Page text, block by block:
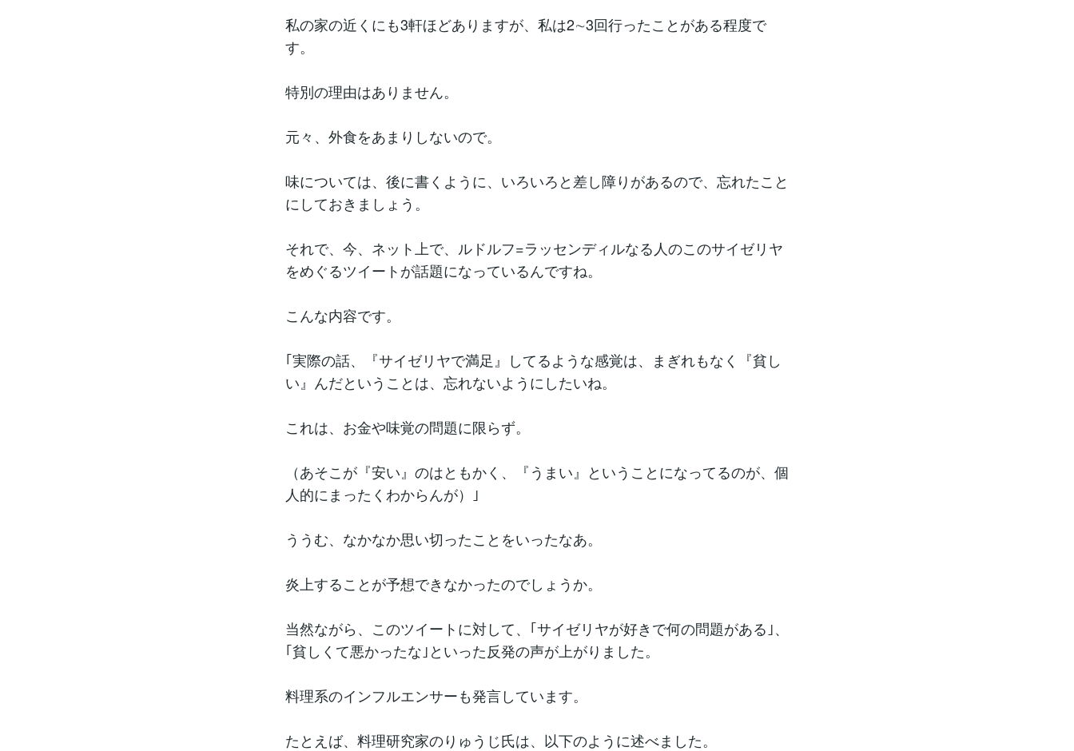
私の家の近くにも3軒ほどありますが、私は2∼3回行ったことがある程度で
す。
特別の理由はありません。
元々、外食をあまりしないので。
味については、後に書くように、いろいろと差し障りがあるので、忘れたこと
にしておきましょう。
それで、今、ネット上で、ルドルフ=ラッセンディルなる人のこのサイゼリヤ
をめぐるツイートが話題になっているんですね。
こんな内容です。
｢実際の話、『サイゼリヤで満足』してるような感覚は、まぎれもなく『貧し
い』んだということは、忘れないようにしたいね。
これは、お金や味覚の問題に限らず。
（あそこが『安い』のはともかく、『うまい』ということになってるのが、個
人的にまったくわからんが）｣
ううむ、なかなか思い切ったことをいったなあ。
炎上することが予想できなかったのでしょうか。
当然ながら、このツイートに対して、｢サイゼリヤが好きで何の問題がある｣、
｢貧しくて悪かったな｣といった反発の声が上がりました。
料理系のインフルエンサーも発言しています。
たとえば、料理研究家のりゅうじ氏は、以下のように述べました。